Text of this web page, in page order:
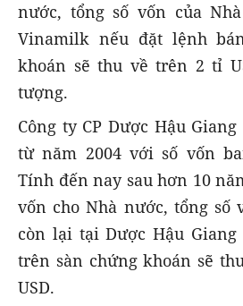
nước, tổng số vốn của
Vinamilk nếu đặt lệnh
khoán sẽ thu về trên 2 tỉ
tượng.
Công ty CP Dược Hậu
từ năm 2004 với số vốn
Tính đến nay sau hơn 10
vốn cho Nhà nước, tổng số
còn lại tại Dược Hậu
trên sàn chứng khoán sẽ
USD.